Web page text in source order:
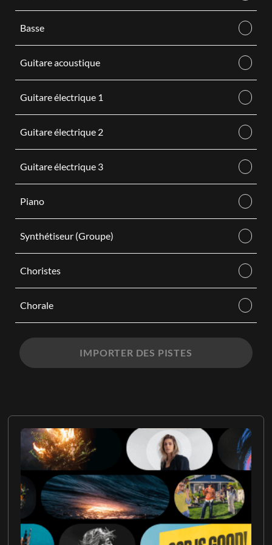
Basse
Guitare acoustique
Guitare électrique 1
Guitare électrique 2
Guitare électrique 3
Piano
Synthétiseur (Groupe)
Choristes
Chorale
IMPORTER DES PISTES